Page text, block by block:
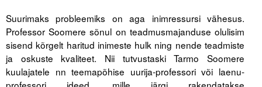
Suurimaks probleemiks on aga inimressursi vähesus.
Professor Soomere sõnul on teadmusmajanduse olulisim
sisend kõrgelt haritud inimeste hulk ning nende teadmiste
ja oskuste kvaliteet. Nii tutvustaski Tarmo Soomere
kuulajatele nn teemapõhise uurija-professori või laenu-